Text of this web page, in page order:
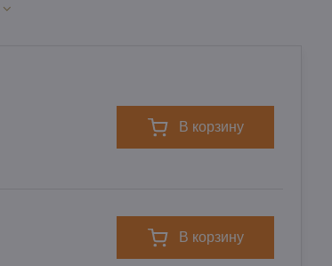
в корзину
в корзину